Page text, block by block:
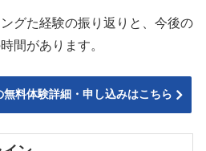
グた経験の振り返りと、今後の
間があります。
料体験詳細・申し込みはこちら